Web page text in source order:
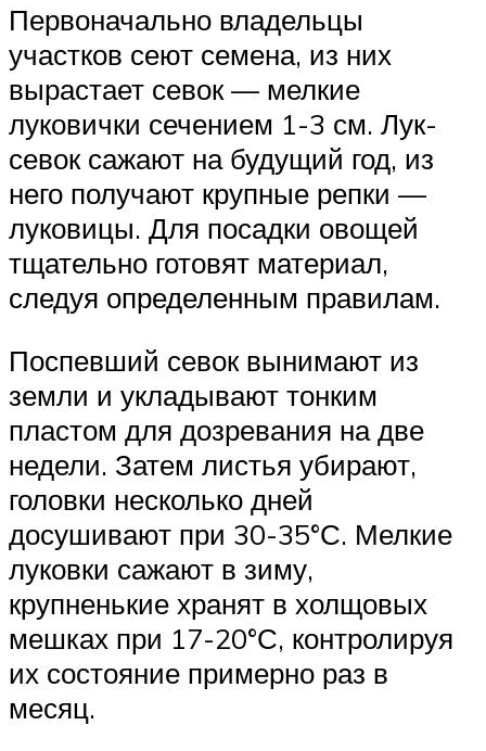
Первоначально владельцы
участков сеют семена, из них
вырастает севок — мелкие
луковички сечением 1-3 см. Лук-
севок сажают на будущий год, из
него получают крупные репки —
луковицы. Для посадки овощей
тщательно готовят материал,
следуя определенным правилам.
Поспевший севок вынимают из
земли и укладывают тонким
пластом для дозревания на две
недели. Затем листья убирают,
головки несколько дней
досушивают при 30-35°С. Мелкие
луковки сажают в зиму,
крупненькие хранят в холщовых
мешках при 17-20°С, контролируя
их состояние примерно раз в
месяц.